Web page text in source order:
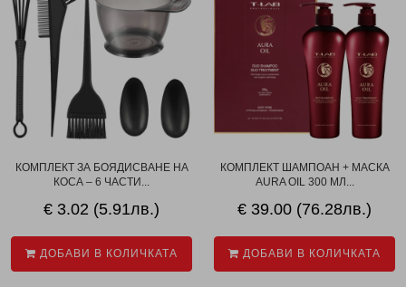
КОМПЛЕКТ ЗА БОЯДИСВАНЕ НА
КОСА – 6 ЧАСТИ...
€ 3.02 (5.91лв.)
ДОБАВИ В КОЛИЧКАТА
КОМПЛЕКТ ШАМПОАН + МАСКА
AURA OIL 300 МЛ...
€ 39.00 (76.28лв.)
ДОБАВИ В КОЛИЧКАТА